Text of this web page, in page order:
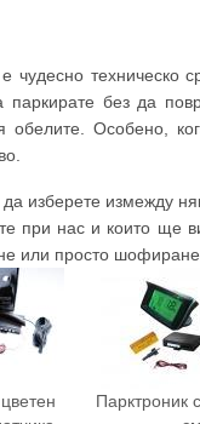
чудесно
паркирате без да
обелите. Особено,
изберете измежду
при нас и които ще
или просто
Парктроник